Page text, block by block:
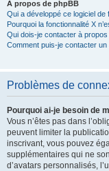
À propos de phpBB
Qui a développé ce logiciel
Pourquoi la fonctionnalité X
Qui dois-je contacter à propos
Comment puis-je contacter
Problèmes de
Pourquoi ai-je besoin de
Vous n’êtes pas dans
peuvent limiter la
inscrivant, vous pouvez
supplémentaires qui ne
d’avatars personnalisés,